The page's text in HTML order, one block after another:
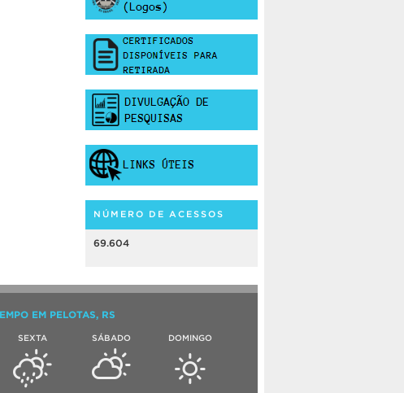
NÚMERO DE ACESSOS
69.604
EM PELOTAS, RS
SEXTA SÁBADO DOMINGO